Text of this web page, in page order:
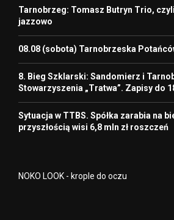
Tarnobrzeg: Tomasz Butryn Trio,
jazzowo
08.08 (sobota) Tarnobrzeska
8. Bieg Szklarski: Sandomierz i
Stowarzyszenia „Tratwa”. Zapisy do
Sytuacja w TTBS. Spółka zarabia na
przyszłością wisi 6,8 mln zł roszczeń
NOKO LOOK - krople do oczu